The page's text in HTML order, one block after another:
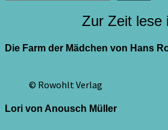
Zur Zeit lese
Die Farm der Mädchen von Hans
© Rowohlt Verlag
Lori von Anousch Müller